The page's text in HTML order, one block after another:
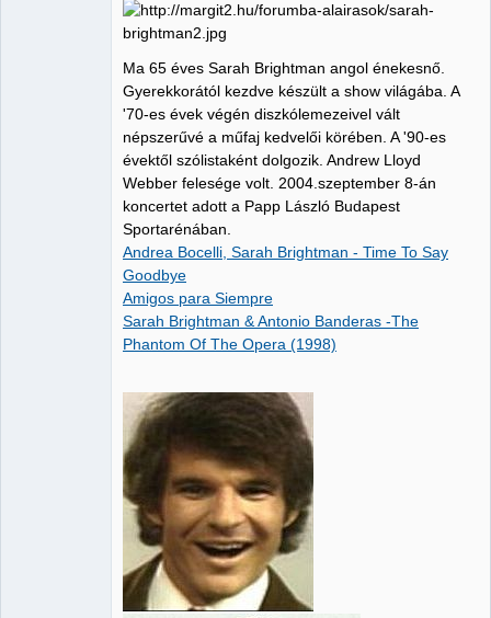
Ma 65 éves Sarah Brightman angol énekesnő.
Gyerekkorától kezdve készült a show világába. A
'70-es évek végén diszkólemezeivel vált
népszerűvé a műfaj kedvelői körében. A '90-es
évektől szólistaként dolgozik. Andrew Lloyd
Webber felesége volt. 2004.szeptember 8-án
koncertet adott a Papp László Budapest
Sportarénában.
Andrea Bocelli, Sarah Brightman - Time To Say
Goodbye
Amigos para Siempre
Sarah Brightman & Antonio Banderas -The
Phantom Of The Opera (1998)